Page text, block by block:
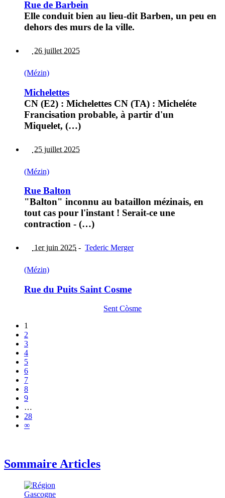
Rue de Barbein
Elle conduit bien au lieu-dit Barben, un peu en
dehors des murs de la ville.
26 juillet 2025
(Mézin)
Michelettes
CN (E2) : Michelettes CN (TA) : Micheléte
Francisation probable, à partir d'un
Miquelet, (…)
25 juillet 2025
(Mézin)
Rue Balton
"Balton" inconnu au bataillon mézinais, en
tout cas pour l'instant ! Serait-ce une
contraction - (…)
1er juin 2025 - Tederic Merger
(Mézin)
Rue du Puits Saint Cosme
Sent Còsme
1
2
3
4
5
6
7
8
9
…
28
∞
Sommaire Articles